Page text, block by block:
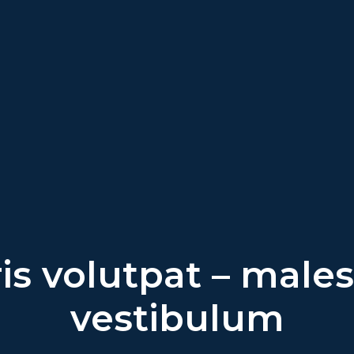
volutpat –
vestibulum